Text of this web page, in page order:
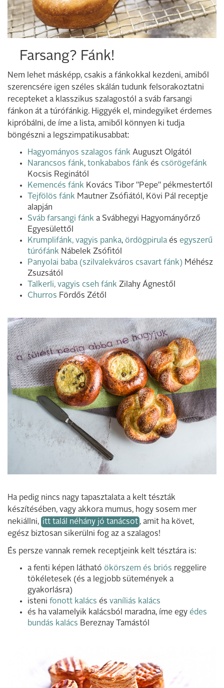
Farsang? Fánk!
Nem lehet másképp, csakis a fánkokkal kezdeni, amiből
szerencsére igen széles skálán tudunk felsorakoztatni
recepteket a klasszikus szalagostól a sváb farsangi
fánkon át a túrófánkig. Higgyék el, mindegyiket érdemes
kipróbálni, de íme a lista, amiből könnyen ki tudja
böngészni a legszimpatikusabbat:
Hagyományos szalagos fánk Auguszt Olgától
Narancsos fánk, tonkababos fánk és csörögefánk
Kocsis Reginától
Kemencés fánk Kovács Tibor "Pepe" pékmestertől
Tejfölös fánk Mautner Zsófiától, Kövi Pál receptje
alapján
Sváb farsangi fánk a Svábhegyi Hagyományőrző
Egyesülettől
Krumplifánk, vagyis panka, ördögpirula és egyszerű
túrófánk Nábelek Zsófitól
Panyolai baba (szilvalekváros csavart fánk) Méhész
Zsuzsától
Talkerli, vagyis cseh fánk Zilahy Ágnestől
Churros Fördős Zétől
Ha pedig nincs nagy tapasztalata a kelt tészták
készítésében, vagy akkora mumus, hogy sosem mer
nekiállni, itt talál néhány jó tanácsot , amit ha követ,
egész biztosan sikerülni fog az a szalagos!
És persze vannak remek receptjeink kelt tésztára is:
a fenti képen látható ökörszem és briós reggelire
tökéletesek (és a legjobb sütemények a
gyakorlásra)
isteni fonott kalács és vaníliás kalács
és ha valamelyik kalácsból maradna, íme egy édes
bundás kalács Bereznay Tamástól